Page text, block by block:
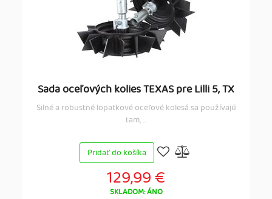
Sada oceľových kolies TEXAS pre Lilli 5, TX
Silné a robustné lopatkové oceľové kolesá sa používajú
tam, ...
Pridať do košíka
129,99 €
SKLADOM: ÁNO